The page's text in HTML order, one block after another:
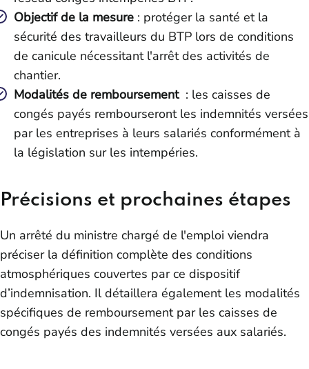
Objectif de la mesure : protéger la santé et la
sécurité des travailleurs du BTP lors de conditions
de canicule nécessitant l'arrêt des activités de
chantier.
Modalités de remboursement: les caisses de
congés payés rembourseront les indemnités versées
par les entreprises à leurs salariés conformément à
la législation sur les intempéries.
Précisions et prochaines étapes
Un arrêté du ministre chargé de l'emploi viendra
préciser la définition complète des conditions
atmosphériques couvertes par ce dispositif
d’indemnisation. Il détaillera également les modalités
spécifiques de remboursement par les caisses de
congés payés des indemnités versées aux salariés.